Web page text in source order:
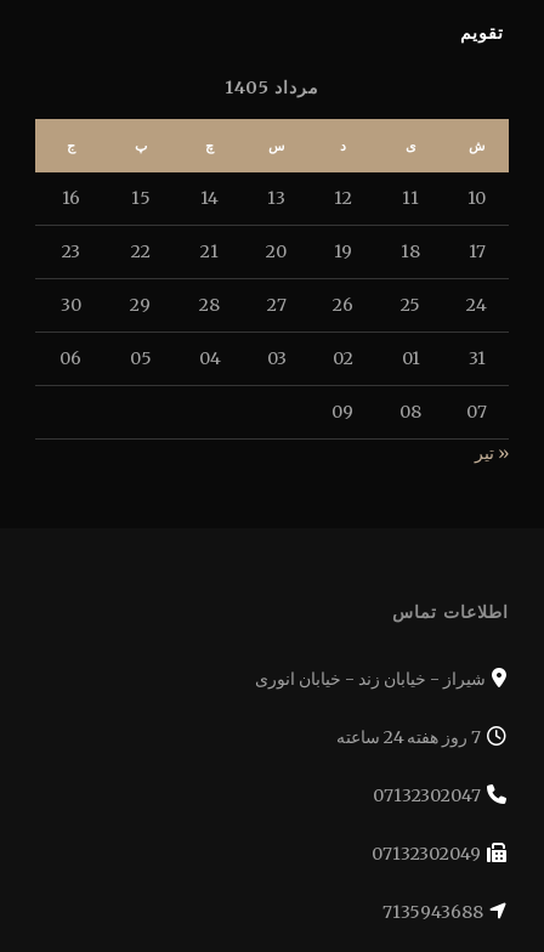
تقویم
مرداد 1405
ش ی د س چ پ ج
10
11
12
13
14
15
16
17
18
19
20
21
22
23
24
25
26
27
28
29
30
31
01
02
03
04
05
06
07
08
09
« تیر
اطلاعات تماس
شیراز - خیابان زند - خیابان انوری